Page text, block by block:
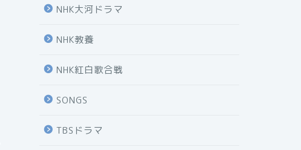
NHK大河ドラマ
NHK教養
NHK紅白歌合戦
SONGS
TBSドラマ